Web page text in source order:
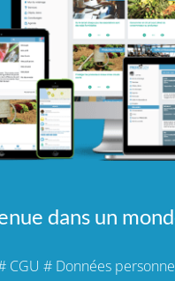
dans un
CGU # Données